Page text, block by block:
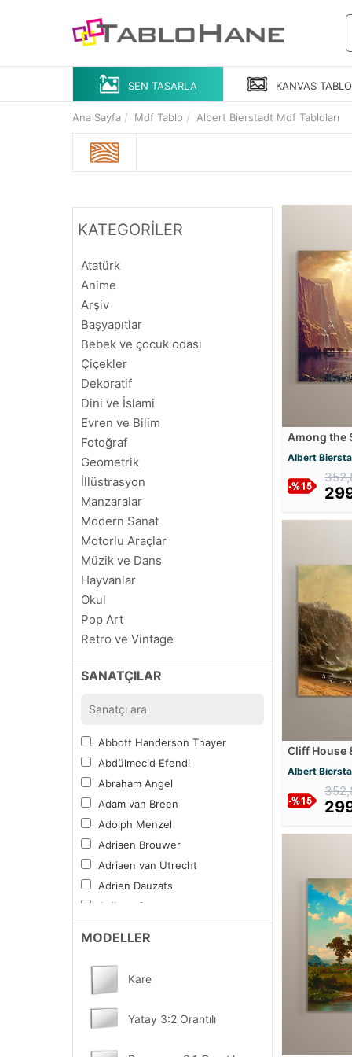
SEN TASARLA KANVAS TABLO
Ana Sayfa Mdf Tablo Albert Bierstadt Mdf Tabloları
KATEGORİLER
Atatürk
Anime
Arşiv
Başyapıtlar
Bebek ve çocuk odası
Çiçekler
Dekoratif
Dini ve İslami
Evren ve Bilim
Fotoğraf
Geometrik
İllüstrasyon
Manzaralar
Modern Sanat
Motorlu Araçlar
Müzik ve Dans
Hayvanlar
Okul
Pop Art
Retro ve Vintage
Soyut
Sinema ve Ünlüler
Şehirler
Spor
Tipografi
Yiyecek ve İçecek
Vitray Desen
Mandala Boyama Tablosu
Diğer Sıradışı
Kampanyalı Tablolar
Sektörel ve Mesleki
Fırsat Ürünler
YENİ
SANATÇILAR
Abbott Handerson Thayer
Abdülmecid Efendi
Abraham Angel
Adam van Breen
Adolph Menzel
Adriaen Brouwer
Adriaen van Utrecht
Adrien Dauzats
Aelbert Cuyp
Aert van der Neer
Albert Bloch
Alberto Pasini
Albrecht Altdorfer
Alexander Calder
MODELLER
Kare
Yatay 3:2 Orantılı
Among the
Mdf Tablosu
Albert
Cliff House
Tablosu
Albert